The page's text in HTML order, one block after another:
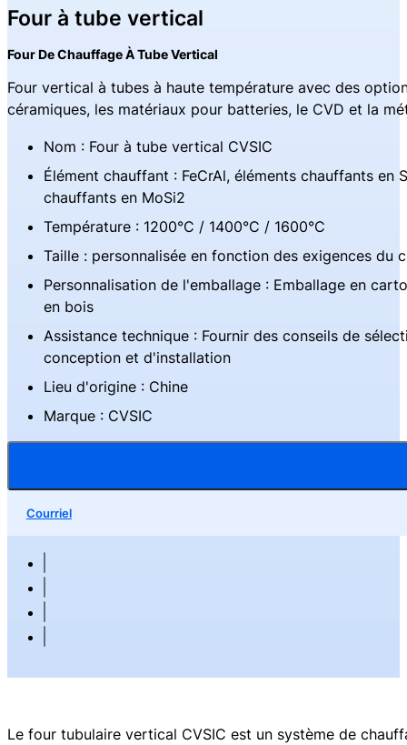
Four à tube vertical
Four De Chauffage À Tube Vertical
Four vertical à tubes à haute température avec des
céramiques, les matériaux pour batteries, le CVD et la
Nom : Four à tube vertical CVSIC
Élément chauffant : FeCrAl, éléments chauffants en
chauffants en MoSi2
Température : 1200°C / 1400°C / 1600°C
Taille : personnalisée en fonction des exigences du
Personnalisation de l'emballage : Emballage en
en bois
Assistance technique : Fournir des conseils de
conception et d'installation
Lieu d'origine : Chine
Marque : CVSIC
Courriel
Le four tubulaire vertical CVSIC est un système de